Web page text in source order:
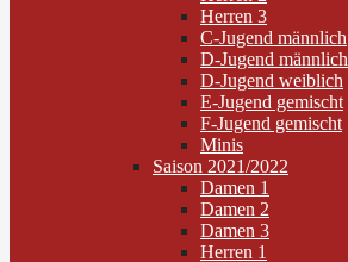
Herren 3
C-Jugend männlich
D-Jugend männlich
D-Jugend weiblich
E-Jugend gemischt
F-Jugend gemischt
Minis
Saison 2021/2022
Damen 1
Damen 2
Damen 3
Herren 1